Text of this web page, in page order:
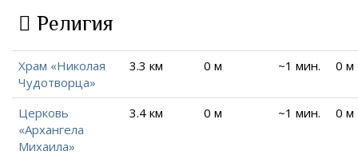
Религия
Храм «Николая
Чудотворца»
3.3 км 0 м ~1 мин. 0 м
Церковь
«Архангела
Михаила»
3.4 км 0 м ~1 мин. 0 м